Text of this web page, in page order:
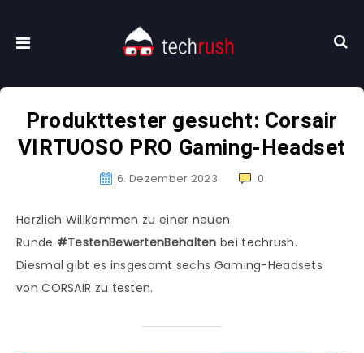
Produkttester gesucht: Corsair
VIRTUOSO PRO Gaming-Headset
6. Dezember 2023 0
Herzlich Willkommen zu einer neuen
Runde #TestenBewertenBehalten bei techrush.
Diesmal gibt es insgesamt sechs Gaming-Headsets
von CORSAIR zu testen.